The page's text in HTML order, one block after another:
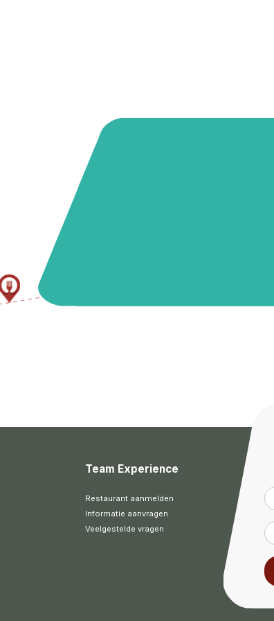
Team Experience
Restaurant aanmelden
Informatie aanvragen
Veelgestelde vragen